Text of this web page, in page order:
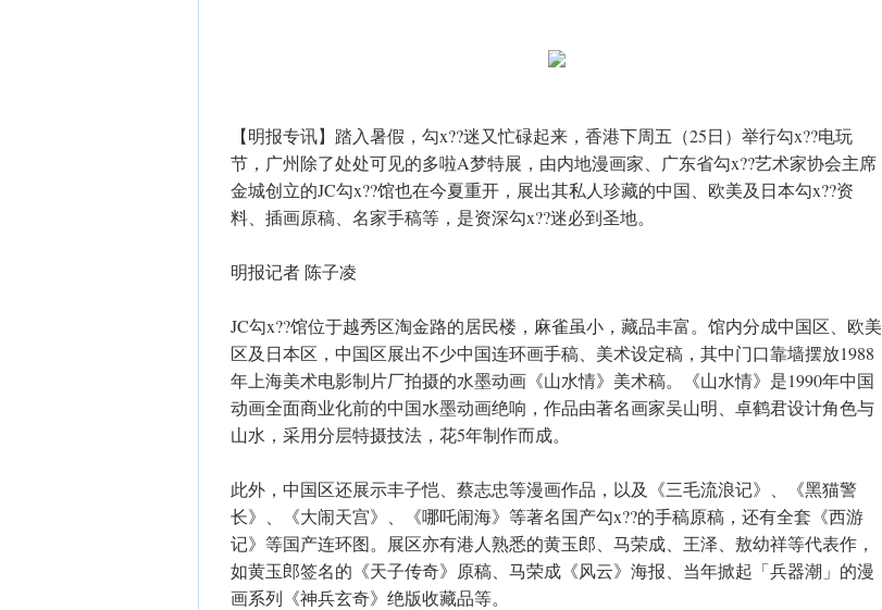
【明报专讯】踏入暑假，勾x??迷又忙碌起来，香港下周五（25日）举行勾x??电玩
节，广州除了处处可见的多啦A梦特展，由内地漫画家、广东省勾x??艺术家协会主席
金城创立的JC勾x??馆也在今夏重开，展出其私人珍藏的中国、欧美及日本勾x??资
料、插画原稿、名家手稿等，是资深勾x??迷必到圣地。
明报记者 陈子凌
JC勾x??馆位于越秀区淘金路的居民楼，麻雀虽小，藏品丰富。馆内分成中国区、欧美
区及日本区，中国区展出不少中国连环画手稿、美术设定稿，其中门口靠墙摆放1988
年上海美术电影制片厂拍摄的水墨动画《山水情》美术稿。《山水情》是1990年中国
动画全面商业化前的中国水墨动画绝响，作品由著名画家吴山明、卓鹤君设计角色与
山水，采用分层特摄技法，花5年制作而成。
此外，中国区还展示丰子恺、蔡志忠等漫画作品，以及《三毛流浪记》、《黑猫警
长》、《大闹天宫》、《哪吒闹海》等著名国产勾x??的手稿原稿，还有全套《西游
记》等国产连环图。展区亦有港人熟悉的黄玉郎、马荣成、王泽、敖幼祥等代表作，
如黄玉郎签名的《天子传奇》原稿、马荣成《风云》海报、当年掀起「兵器潮」的漫
画系列《神兵玄奇》绝版收藏品等。